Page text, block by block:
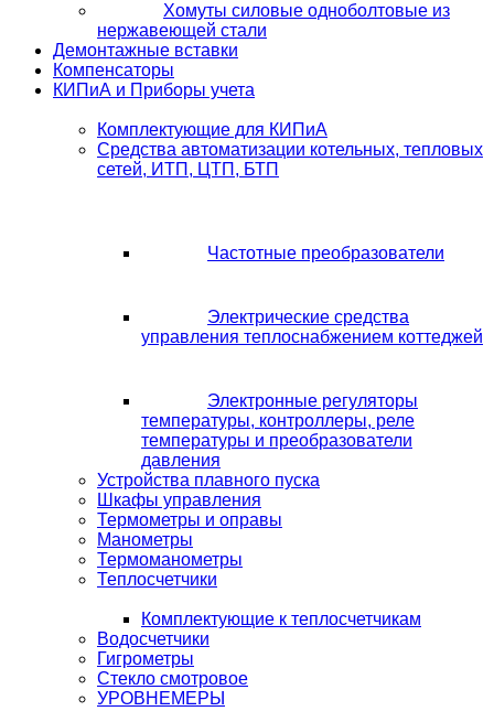
Хомуты силовые одноболтовые из
нержавеющей стали
Демонтажные вставки
Компенсаторы
КИПиА и Приборы учета
Комплектующие для КИПиА
Средства автоматизации котельных, тепловых
сетей, ИТП, ЦТП, БТП
Частотные преобразователи
Электрические средства
управления теплоснабжением коттеджей
Электронные регуляторы
температуры, контроллеры, реле
температуры и преобразователи
давления
Устройства плавного пуска
Шкафы управления
Термометры и оправы
Манометры
Термоманометры
Теплосчетчики
Комплектующие к теплосчетчикам
Водосчетчики
Гигрометры
Стекло смотровое
УРОВНЕМЕРЫ